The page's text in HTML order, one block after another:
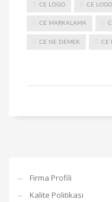
CE LOGO CE
CE MARKALAMA
CE NE DEMEK CE
Firma Profili
Kalite Politikası